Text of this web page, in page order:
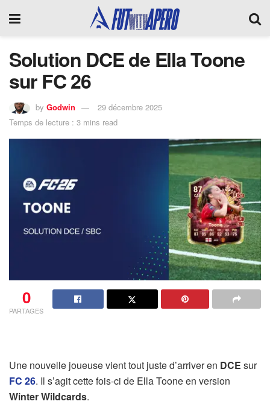
Solution DCE de Ella Toone
sur FC 26
by Godwin
29 décembre 2025
Temps de lecture : 3 mins read
0
PARTAGES
Une nouvelle joueuse vient tout juste d’arriver en DCE sur
FC 26. Il s’agit cette fois-ci de Ella Toone en version
Winter Wildcards.